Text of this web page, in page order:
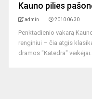
Kauno pilies
admin 2010 06 30
Penktadienio vakarą
renginiui – čia atgis
dramos "Katedra" veikėjai.